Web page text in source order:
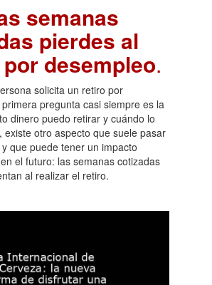
semanas
pierdes al
desempleo.
solicita un retiro por
pregunta casi siempre es la
dinero puedo retirar y cuándo lo
existe otro aspecto que suele pasar
que puede tener un impacto
el futuro: las semanas cotizadas
al realizar el retiro.